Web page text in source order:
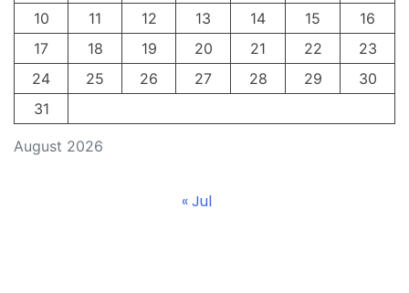
August 2026
10
11 12 13 14 15
16
17
18 19 20 21 22
23
24
25 26 27 28 29
30
31
« Jul